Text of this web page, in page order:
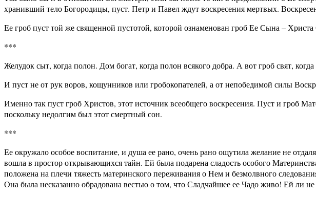
хранивший тело Богородицы, пуст. Петр и Павел ждут воскресения мертвых.
Ее гроб пуст той же священной пустотой, которой ознаменован гроб Ее Сына – Христа
***
Желудок сыт, когда полон. Дом богат, когда полон всякого добра. А вот гроб свят, когда
И пуст не от рук воров, кощунников или гробокопателей, а от непобедимой силы
Именно так пуст гроб Христов, этот источник всеобщего воскресения. Пуст и гроб
поскольку недолгим был этот смертный сон.
***
Ее окружало особое воспитание, и душа ее рано, очень рано ощутила желание не
вошла в простор открывающихся тайн. Ей была подарена сладость особого
положена на плечи тяжесть материнского переживания о Нем и безмолвного
Она была несказанно обрадована вестью о том, что Сладчайшее ее Чадо живо! Ей ли